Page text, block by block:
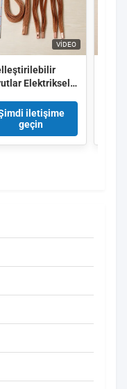
VIDEO
Elektriksel
İletici
ve titreşim
ile Bakır
iletişime
geçin